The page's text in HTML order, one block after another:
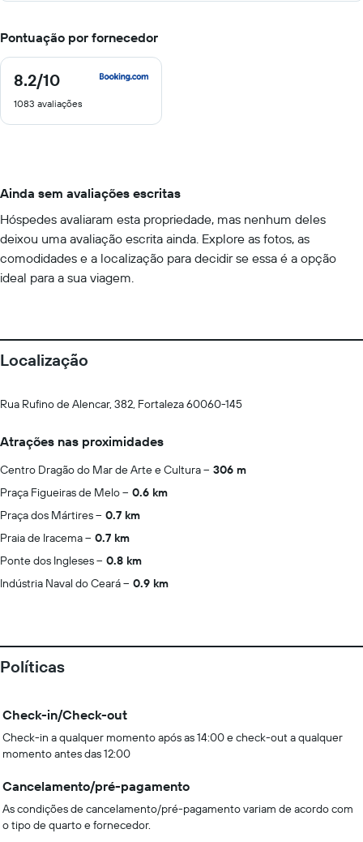
Pontuação por fornecedor
8.2/10
8.2
10
1083 avaliações
Ainda sem avaliações escritas
Hóspedes avaliaram esta propriedade, mas nenhum deles
deixou uma avaliação escrita ainda. Explore as fotos, as
comodidades e a localização para decidir se essa é a opção
ideal para a sua viagem.
Localização
Rua Rufino de Alencar, 382, Fortaleza 60060-145
Atrações nas proximidades
Centro Dragão do Mar de Arte e Cultura
306 m
Praça Figueiras de Melo
0.6 km
Praça dos Mártires
0.7 km
Praia de Iracema
0.7 km
Ponte dos Ingleses
0.8 km
Indústria Naval do Ceará
0.9 km
Políticas
Check-in/Check-out
Check-in a qualquer momento após as 14:00 e check-out a qualquer
momento antes das 12:00
Cancelamento/pré-pagamento
As condições de cancelamento/pré-pagamento variam de acordo com
o tipo de quarto e fornecedor.